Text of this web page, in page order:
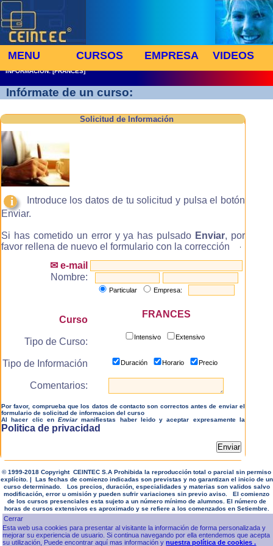
MENU CURSOS EMPRESA VIDEOS
INFORMACION: [FRANCES]
Infórmate de un curso:
Solicitud de Información
i
Introduce los datos de tu solicitud y pulsa el botón
Enviar.
Si has cometido un error y ya has pulsado Enviar, por
favor rellena de nuevo el formulario con la corrección
✉ e-mail
Nombre:
Particular Empresa:
Curso
FRANCES
Tipo de Curso: Intensivo Extensivo
Tipo de Información Duración Horario Precio
Comentarios:
Por favor, comprueba que los datos de contacto son correctos antes de enviar el
formulario de solicitud de informacion del curso
Al hacer clic enEnviarmanifiestas haber leido y aceptar expresamente la
Politica de privacidad
© 1999-2018 Copyright CEINTEC S.A Prohibida la reproducción total o parcial sin permiso
explícito. | Las fechas de comienzo indicadas son previstas y no garantizan el inicio de un
curso determinado. Los precios, duración, especialidades y materias son validos salvo
modificación, error u omisión y pueden sufrir variaciones sin previo aviso. El comienzo
de los cursos presenciales esta sujeto a un número mínimo de alumnos. El número de
horas de cursos extensivos es aproximado y se refiere a los comenzados en Setiembre.
Esta web usa cookies para presentar al visitante la información de forma personalizada y
mejorar su experiencia de usuario. Si continua navegando por ella entendemos que acepta
su utilización, Puede encontrar aquí mas información ynuestra política de cookies .